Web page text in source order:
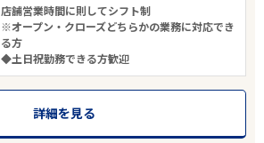
店舗営業時間に則してシフト制
※オープン・クローズどちらかの業務に対応でき
る方
◆土日祝勤務できる方歓迎
詳細を見る